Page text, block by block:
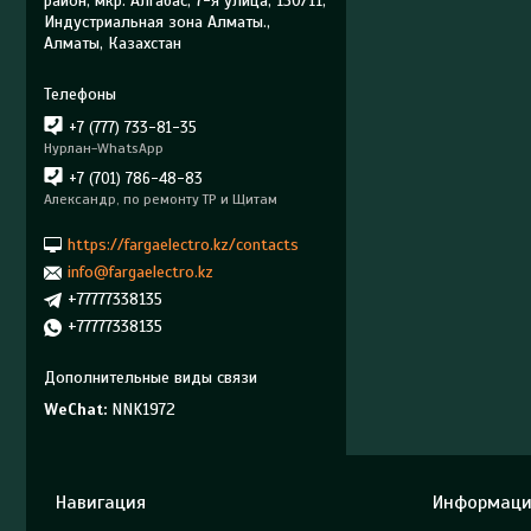
Индустриальная зона Алматы.,
Алматы, Казахстан
+7 (777) 733-81-35
Нурлан-WhatsApp
+7 (701) 786-48-83
Александр, по ремонту ТР и Щитам
https://fargaelectro.kz/contacts
info@fargaelectro.kz
+77777338135
+77777338135
WeChat NNK1972
Навигация